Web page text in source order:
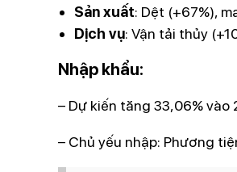
Sản xuất: Dệt (+67%),
Dịch vụ: Vận tải thủy
Nhập khẩu:
– Dự kiến tăng 33,06% vào
– Chủ yếu nhập: Phương